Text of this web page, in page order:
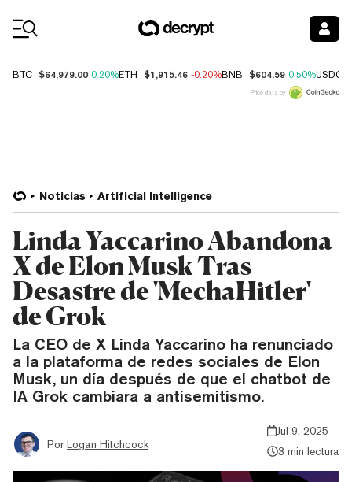
BTC $64,979.00 0.20%ETH $1,915.46 -0.20%BNB $604.59 0.50%USDC
Price data by
Noticias Artificial Intelligence
Linda Yaccarino Abandona
X de Elon Musk Tras
Desastre de 'MechaHitler'
de Grok
La CEO de X Linda Yaccarino ha renunciado
a la plataforma de redes sociales de Elon
Musk, un día después de que el chatbot de
IA Grok cambiara a antisemitismo.
Por Logan Hitchcock
Jul 9, 2025
3 min lectura